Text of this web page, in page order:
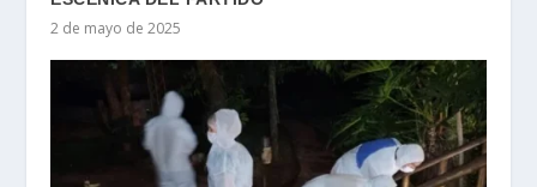
2 de mayo de 2025